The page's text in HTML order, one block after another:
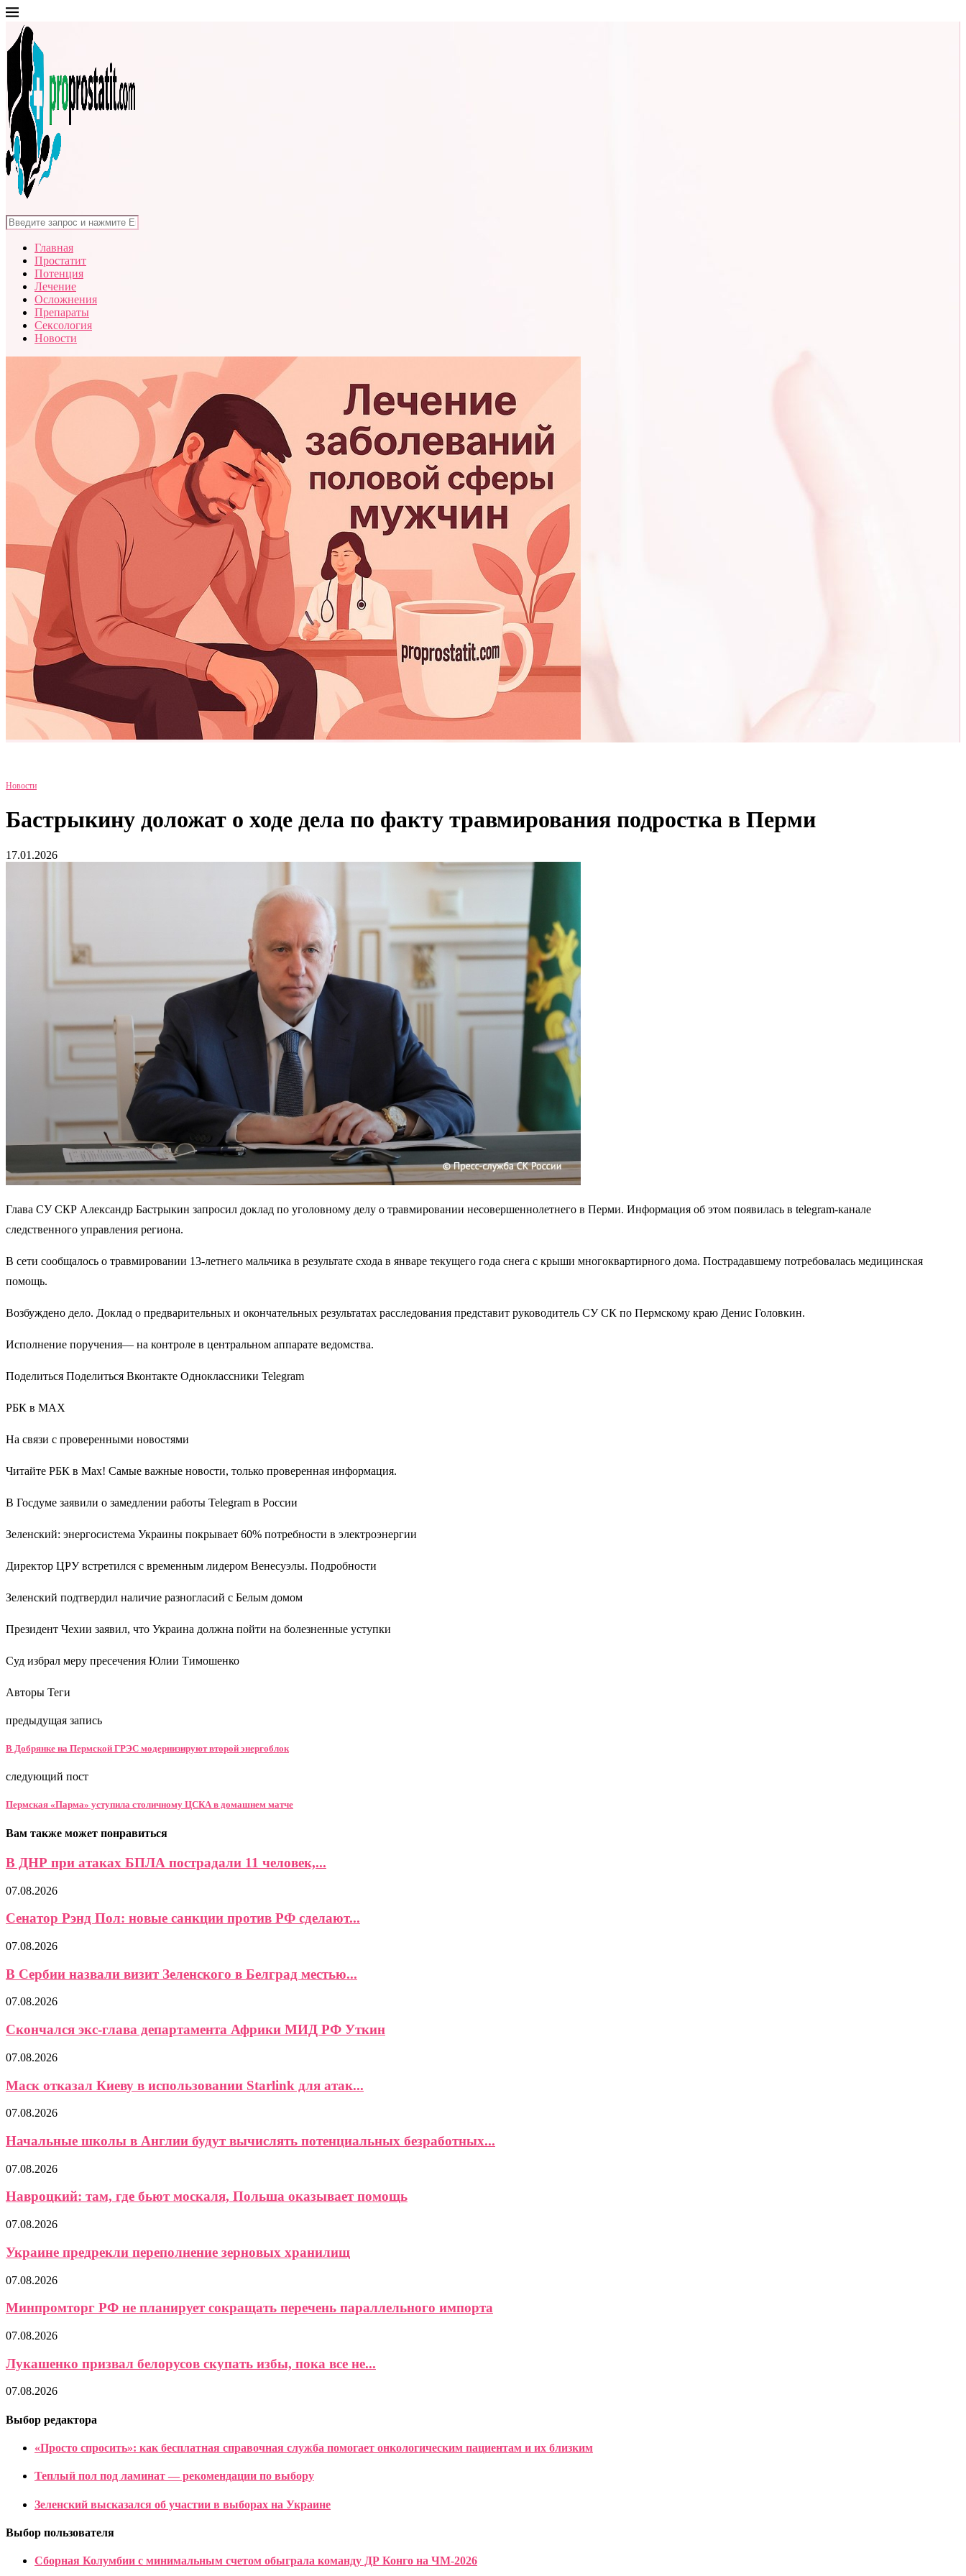
Главная
Простатит
Потенция
Лечение
Осложнения
Препараты
Сексология
Новости
Новости
Бастрыкину доложат о ходе дела по факту травмирования подростка в Перми
17.01.2026
Глава СУ СКР Александр Бастрыкин запросил доклад по уголовному делу о травмировании несовершеннолетнего в Перми. Информация об этом появилась в telegram-канале
следственного управления региона.
В сети сообщалось о травмировании 13-летнего мальчика в результате схода в январе текущего года снега с крыши многоквартирного дома. Пострадавшему потребовалась медицинская
помощь.
Возбуждено дело. Доклад о предварительных и окончательных результатах расследования представит руководитель СУ СК по Пермскому краю Денис Головкин.
Исполнение поручения— на контроле в центральном аппарате ведомства.
Поделиться Поделиться Вконтакте Одноклассники Telegram
РБК в MAX
На связи с проверенными новостями
Читайте РБК в Max! Самые важные новости, только проверенная информация.
В Госдуме заявили о замедлении работы Telegram в России
Зеленский: энергосистема Украины покрывает 60% потребности в электроэнергии
Директор ЦРУ встретился с временным лидером Венесуэлы. Подробности
Зеленский подтвердил наличие разногласий с Белым домом
Президент Чехии заявил, что Украина должна пойти на болезненные уступки
Суд избрал меру пресечения Юлии Тимошенко
Авторы Теги
предыдущая запись
В Добрянке на Пермской ГРЭС модернизируют второй энергоблок
следующий пост
Пермская «Парма» уступила столичному ЦСКА в домашнем матче
Вам также может понравиться
В ДНР при атаках БПЛА пострадали 11 человек,...
07.08.2026
Сенатор Рэнд Пол: новые санкции против РФ сделают...
07.08.2026
В Сербии назвали визит Зеленского в Белград местью...
07.08.2026
Скончался экс-глава департамента Африки МИД РФ Уткин
07.08.2026
Маск отказал Киеву в использовании Starlink для атак...
07.08.2026
Начальные школы в Англии будут вычислять потенциальных безработных...
07.08.2026
Навроцкий: там, где бьют москаля, Польша оказывает помощь
07.08.2026
Украине предрекли переполнение зерновых хранилищ
07.08.2026
Минпромторг РФ не планирует сокращать перечень параллельного импорта
07.08.2026
Лукашенко призвал белорусов скупать избы, пока все не...
07.08.2026
Выбор редактора
«Просто спросить»: как бесплатная справочная служба помогает онкологическим пациентам и их близким
Теплый пол под ламинат — рекомендации по выбору
Зеленский высказался об участии в выборах на Украине
Выбор пользователя
Сборная Колумбии с минимальным счетом обыграла команду ДР Конго на ЧМ-2026